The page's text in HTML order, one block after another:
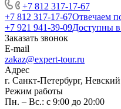
+7 812 317-17-67
+7 812 317-17-67Отвечаем
+7 921 941-39-09Доступны
Заказать звонок
E-mail
zakaz@expert-tour.ru
Адрес
г. Санкт-Петербург,
Режим работы
Пн. – Вс.: с 9:00 до 20:00